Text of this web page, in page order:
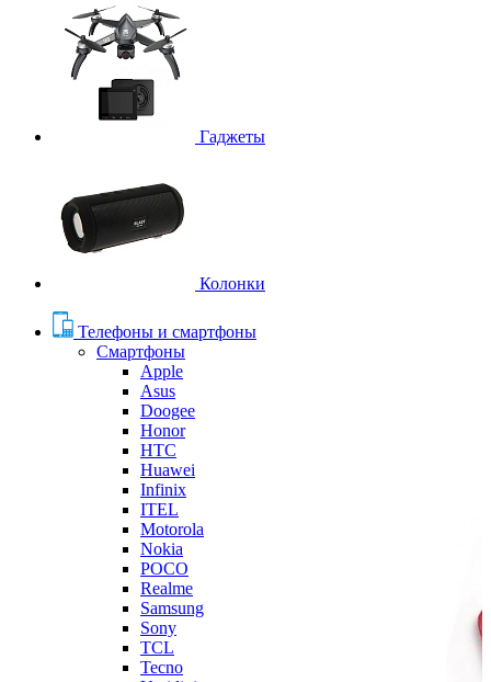
Гаджеты
Колонки
Телефоны и смартфоны
Смартфоны
Apple
Asus
Doogee
Honor
HTC
Huawei
Infinix
ITEL
Motorola
Nokia
POCO
Realme
Samsung
Sony
TCL
Tecno